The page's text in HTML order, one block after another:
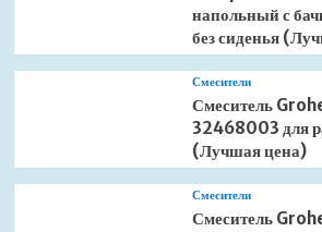
напольный с
без сиденья
Смесители
Смеситель
32468003 для
(Лучшая цена)
Смесители
Смеситель